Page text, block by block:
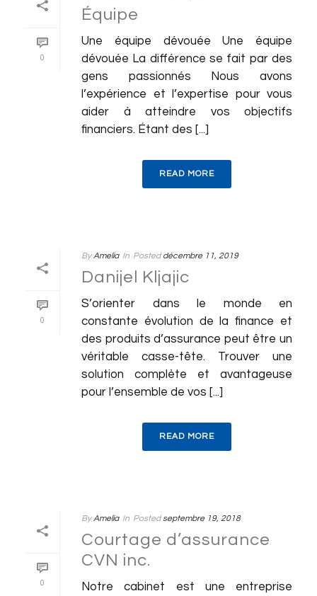
0
Équipe
Une équipe dévouée Une équipe
dévouée La différence se fait par des
gens passionnés Nous avons
l’expérience et l’expertise pour vous
aider à atteindre vos objectifs
financiers. Étant des [...]
READ MORE
0
By Amelia In Posted décembre 11, 2019
Danijel Kljajic
S’orienter dans le monde en
constante évolution de la finance et
des produits d’assurance peut être un
véritable casse-tête. Trouver une
solution complète et avantageuse
pour l’ensemble de vos [...]
READ MORE
0
By Amelia In Posted septembre 19, 2018
Courtage d’assurance
CVN inc.
Notre cabinet est une entreprise